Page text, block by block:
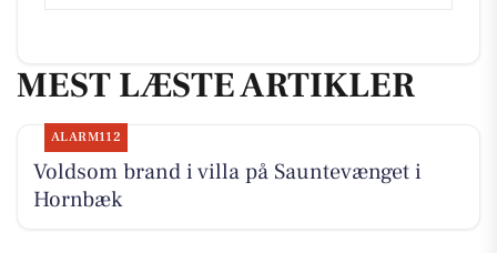
MEST LÆSTE ARTIKLER
ALARM112
Voldsom brand i villa på Sauntevænget i
Hornbæk